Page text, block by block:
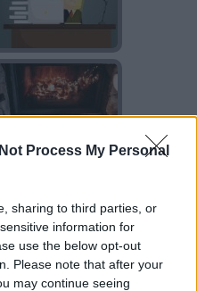
Process My Personal
sharing to third parties, or
information for
use the below opt-out
Please note that after your
may continue seeing